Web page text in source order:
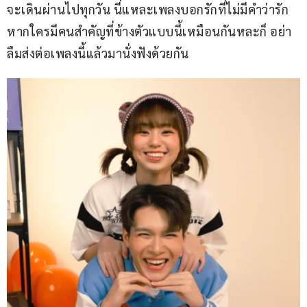
จะเดินผ่านไปทุกวัน นี่แหละเพลงบอกรักที่ไม่มีคำว่ารัก
หากใครมีคนสำคัญที่ข้างตัวแบบนี้เหมือนกันหละก็ อย่า
ลืมส่งต่อเพลงนี้แล้วมานั่งฟังด้วยกัน